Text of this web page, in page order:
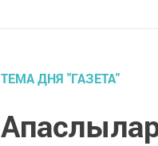
ТЕМА ДНЯ "ГАЗЕТА"